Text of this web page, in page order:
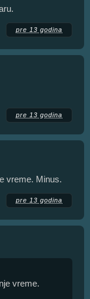
pre 13 godina
pre 13 godina
vreme. Minus.
pre 13 godina
vreme.